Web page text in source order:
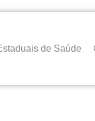
de Saúde